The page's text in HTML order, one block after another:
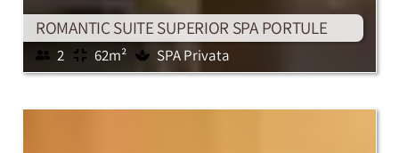
ROMANTIC SUITE SUPERIOR SPA PORTULE
2 62m² SPA Privata